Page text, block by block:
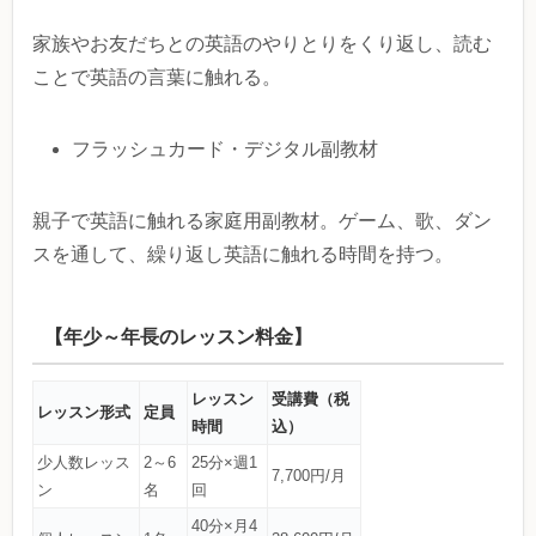
家族やお友だちとの英語のやりとりをくり返し、読む
ことで英語の言葉に触れる。
フラッシュカード・デジタル副教材
親子で英語に触れる家庭用副教材。ゲーム、歌、ダン
スを通して、繰り返し英語に触れる時間を持つ。
【年少～年長のレッスン料金】
レッスン形式 定員
レッスン
時間
受講費（税
込）
少人数レッス
ン
2～6
名
25分×週1
回
7,700円/月
40分×月4